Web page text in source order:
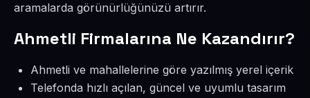
aramalarda görünürlüğünüzü artırır.
Ahmetli Firmalarına Ne Kazandırır?
Ahmetli ve mahallelerine göre yazılmış yerel içerik
Telefonda hızlı açılan, güncel ve uyumlu tasarım